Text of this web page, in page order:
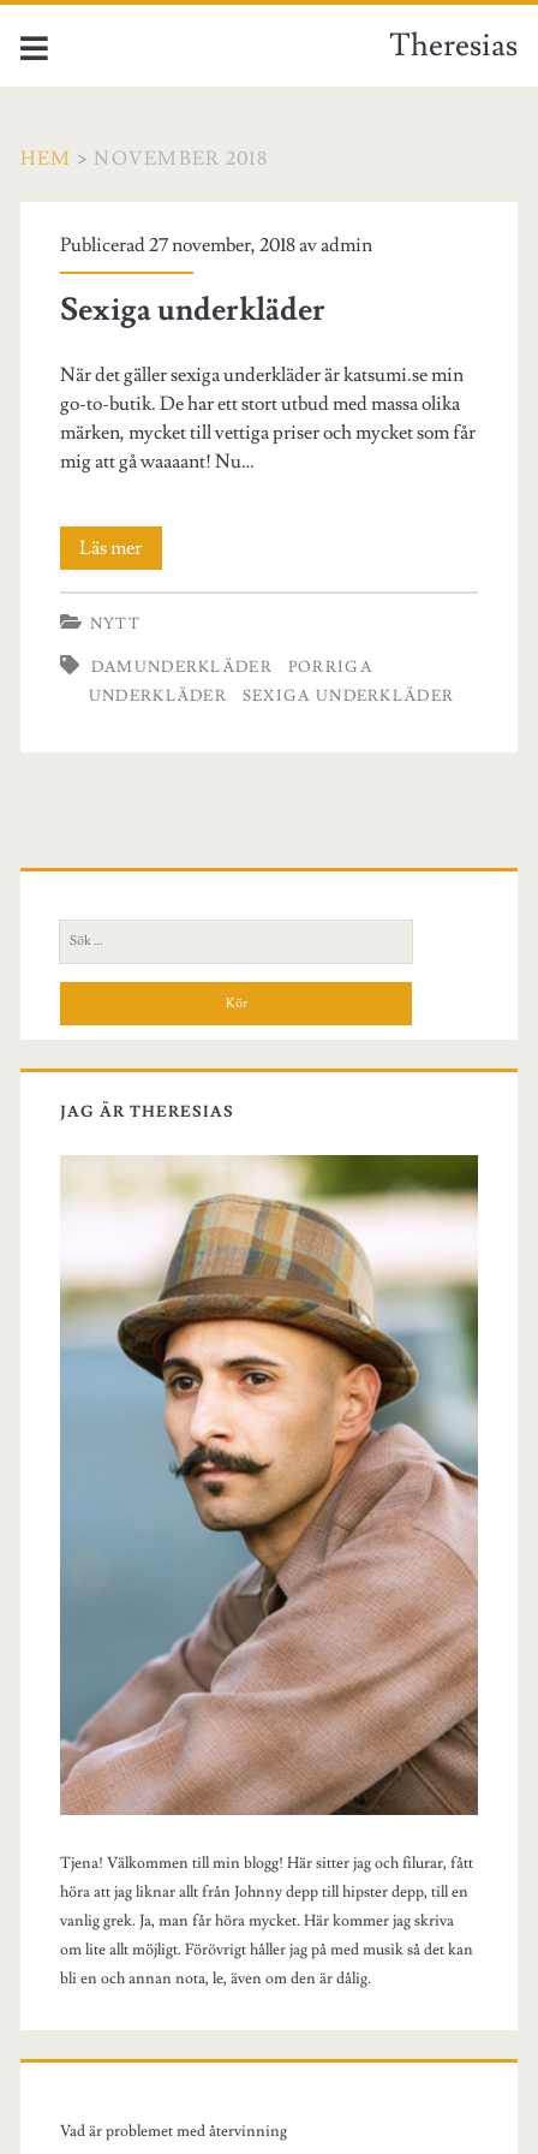
Theresias
HEM > NOVEMBER 2018
Månad:
<span>november
2018</span>
Publicerad 27 november, 2018 avadmin
Sexiga underkläder
När det gäller sexiga underkläder är katsumi.se min
go-to-butik. De har ett stort utbud med massa olika
märken, mycket till vettiga priser och mycket som får
mig att gå waaaant! Nu…
Läs merSexiga
underkläder
NYTT
DAMUNDERKLÄDER
PORRIGA
UNDERKLÄDER
SEXIGA UNDERKLÄDER
Primär
sidopanel
Sök
efter:
JAG ÄR THERESIAS
Tjena! Välkommen till min blogg! Här sitter jag och filurar, fått
höra att jag liknar allt från Johnny depp till hipster depp, till en
vanlig grek. Ja, man får höra mycket. Här kommer jag skriva
om lite allt möjligt. Förövrigt håller jag på med musik så det kan
bli en och annan nota, le, även om den är dålig.
Vad är problemet med återvinning